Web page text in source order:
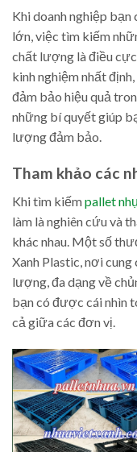
Khi doanh nghiệp bạn
lớn, việc tìm kiếm
chất lượng là điều
kinh nghiệm nhất
đảm bảo hiệu quả
những bí quyết giúp
lượng đảm bảo.
Tham khảo các
Khi tìm kiếmpallet
làm là nghiên cứu và
khác nhau. Một số
Xanh Plastic, nơi
lượng, đa dạng về
bạn có được cái nhìn
cả giữa các đơn vị.